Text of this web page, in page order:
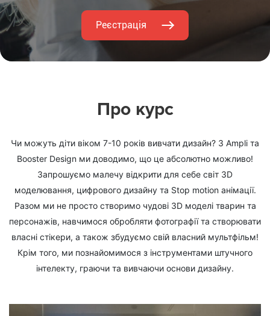
Реєстрація
Про курс
Чи можуть діти віком 7-10 років вивчати дизайн? З Ampli та
Booster Design ми доводимо, що це абсолютно можливо!
Запрошуємо малечу відкрити для себе світ 3D
моделювання, цифрового дизайну та Stop motion анімації.
Разом ми не просто створимо чудові 3D моделі тварин та
персонажів, навчимося обробляти фотографії та створювати
власні стікери, а також збудуємо свій власний мультфільм!
Крім того, ми познайомимося з інструментами штучного
інтелекту, граючи та вивчаючи основи дизайну.